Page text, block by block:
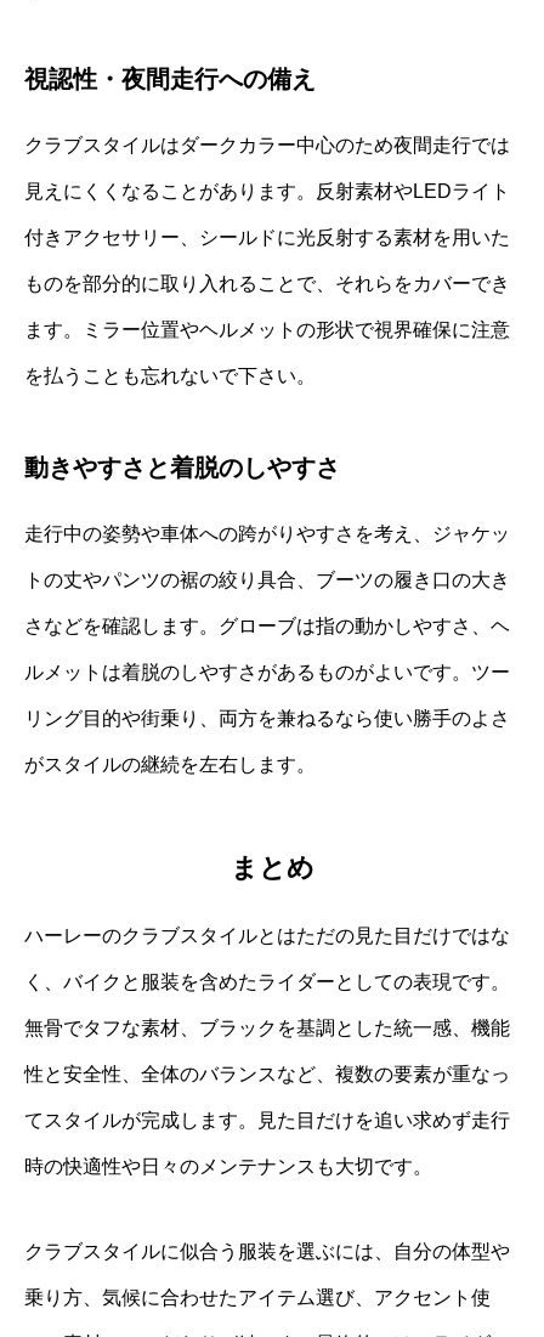
視認性・夜間走行への備え
クラブスタイルはダークカラー中心のため夜間走行では
見えにくくなることがあります。反射素材やLEDライト
付きアクセサリー、シールドに光反射する素材を用いた
ものを部分的に取り入れることで、それらをカバーでき
ます。ミラー位置やヘルメットの形状で視界確保に注意
を払うことも忘れないで下さい。
動きやすさと着脱のしやすさ
走行中の姿勢や車体への跨がりやすさを考え、ジャケッ
トの丈やパンツの裾の絞り具合、ブーツの履き口の大き
さなどを確認します。グローブは指の動かしやすさ、ヘ
ルメットは着脱のしやすさがあるものがよいです。ツー
リング目的や街乗り、両方を兼ねるなら使い勝手のよさ
がスタイルの継続を左右します。
まとめ
ハーレーのクラブスタイルとはただの見た目だけではな
く、バイクと服装を含めたライダーとしての表現です。
無骨でタフな素材、ブラックを基調とした統一感、機能
性と安全性、全体のバランスなど、複数の要素が重なっ
てスタイルが完成します。見た目だけを追い求めず走行
時の快適性や日々のメンテナンスも大切です。
クラブスタイルに似合う服装を選ぶには、自分の体型や
乗り方、気候に合わせたアイテム選び、アクセント使